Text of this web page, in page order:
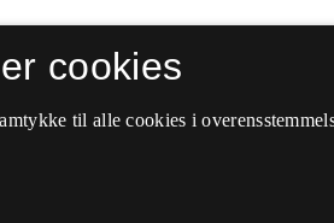
cookies
til alle cookies i